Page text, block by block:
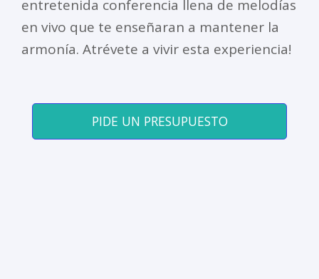
entretenida conferencia llena de melodías
en vivo que te enseñaran a mantener la
armonía. Atrévete a vivir esta experiencia!
PIDE UN PRESUPUESTO